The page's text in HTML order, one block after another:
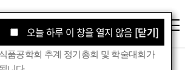
오늘 하루 이 창을 열지 않음 [닫기]
오늘 하루 이 창을 열지 않음 [닫기]
품공학회 추계 정기총회 및 학술대회가